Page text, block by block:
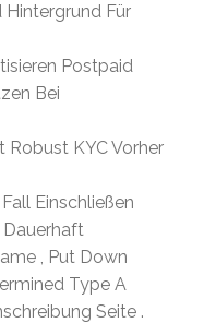
Für
Postpaid
Bei
KYC Vorher
Einschließen
, Put Down
Type A
Seite .